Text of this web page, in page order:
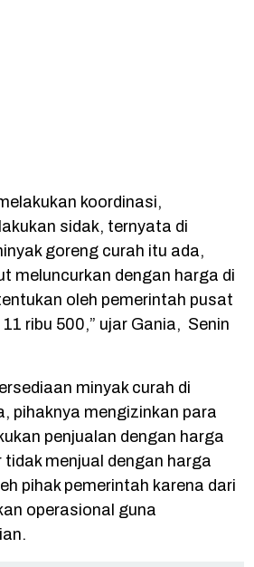
koordinasi,
sidak, ternyata di
goreng curah itu ada,
meluncurkan dengan harga di
oleh pemerintah pusat
ribu 500,” ujar Gania, Senin
minyak curah di
pihaknya mengizinkan para
penjualan dengan harga
tidak menjual dengan harga
pihak pemerintah karena dari
operasional guna